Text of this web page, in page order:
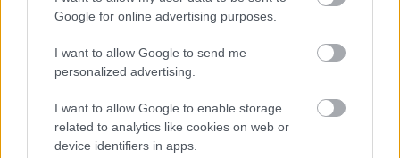
Google for online advertising purposes.
I want to allow Google to send me
personalized advertising.
I want to allow Google to enable storage
related to analytics like cookies on web or
device identifiers in apps.